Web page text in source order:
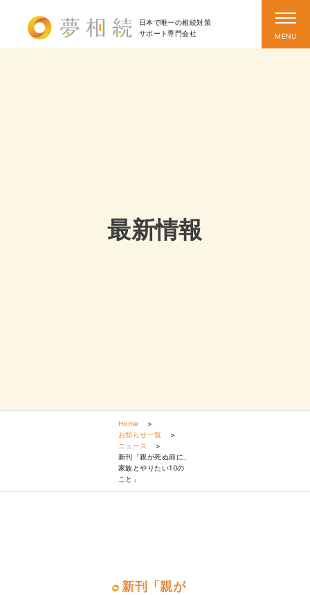
日本で唯一の相続対策
サポート専門会社
最新情報
Home
>
お知らせ一覧
>
ニュース
>
新刊「親が死ぬ前に、
家族とやりたい10の
こと」
新刊「親が